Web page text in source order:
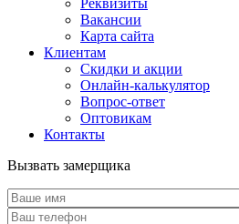
Реквизиты
Вакансии
Карта сайта
Клиентам
Скидки и акции
Онлайн-калькулятор
Вопрос-ответ
Оптовикам
Контакты
Вызвать замерщика